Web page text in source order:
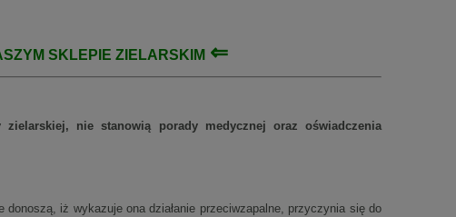
SKLEPIE ZIELARSKIM ⇐
nie stanowią porady medycznej oraz oświadczenia
donoszą, iż wykazuje ona działanie przeciwzapalne, przyczynia się do